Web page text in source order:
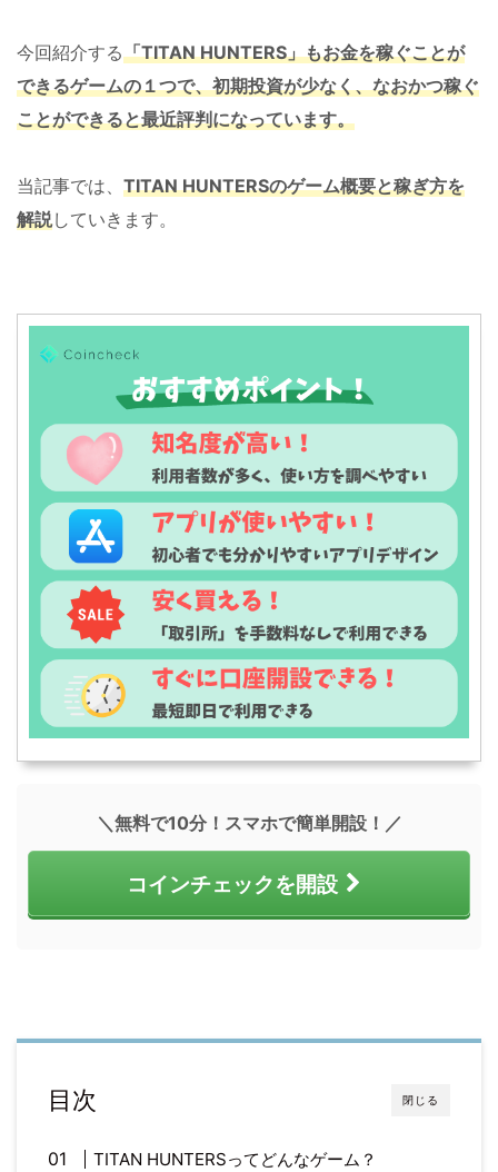
今回紹介する「TITAN HUNTERS」もお金を稼ぐことが
できるゲームの１つで、初期投資が少なく、なおかつ稼ぐ
ことができると最近評判になっています。
当記事では、 TITAN HUNTERSのゲーム概要と稼ぎ方を
解説していきます。
＼無料で10分！スマホで簡単開設！／
コインチェックを開設
閉じる
目次
TITAN HUNTERSってどんなゲーム？